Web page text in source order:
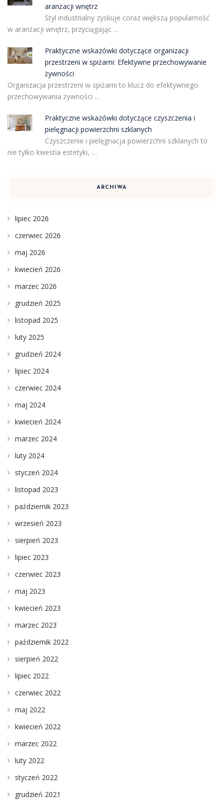
aranżacji wnętrz
Styl industrialny zyskuje coraz większą popularność
w aranżacji wnętrz, przyciągając …
Praktyczne wskazówki dotyczące organizacji
przestrzeni w spiżarni: Efektywne przechowywanie
żywności
Organizacja przestrzeni w spiżarni to klucz do efektywnego
przechowywania żywności …
Praktyczne wskazówki dotyczące czyszczenia i
pielęgnacji powierzchni szklanych
Czyszczenie i pielęgnacja powierzchni szklanych to
nie tylko kwestia estetyki, …
ARCHIWA
lipiec 2026
czerwiec 2026
maj 2026
kwiecień 2026
marzec 2026
grudzień 2025
listopad 2025
luty 2025
grudzień 2024
lipiec 2024
czerwiec 2024
maj 2024
kwiecień 2024
marzec 2024
luty 2024
styczeń 2024
listopad 2023
październik 2023
wrzesień 2023
sierpień 2023
lipiec 2023
czerwiec 2023
maj 2023
kwiecień 2023
marzec 2023
październik 2022
sierpień 2022
lipiec 2022
czerwiec 2022
maj 2022
kwiecień 2022
marzec 2022
luty 2022
styczeń 2022
grudzień 2021